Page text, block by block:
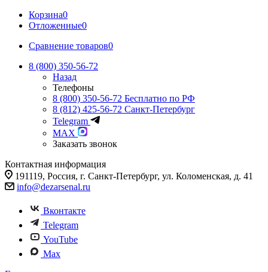
Корзина0
Отложенные0
Сравнение товаров0
8 (800) 350-56-72
Назад
Телефоны
8 (800) 350-56-72 Бесплатно по РФ
8 (812) 425-56-72 Санкт-Петербург
Telegram
MAX
Заказать звонок
Контактная информация
191119, Россия, г. Санкт-Петербург, ул. Коломенская, д. 41
info@dezarsenal.ru
Вконтакте
Telegram
YouTube
Max